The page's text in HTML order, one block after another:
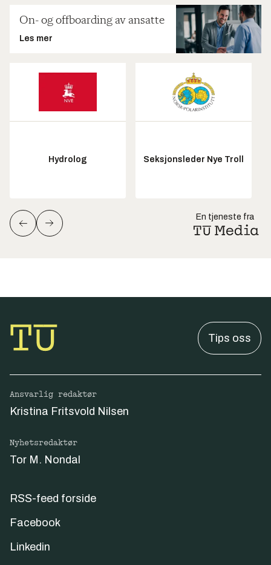
On- og offboarding av ansatte
Les mer
Hydrolog Seksjonsleder Nye Troll
En tjeneste fra
Tips oss
Ansvarlig redaktør
Kristina Fritsvold Nilsen
Nyhetsredaktør
Tor M. Nondal
RSS-feed forside
Facebook
Linkedin